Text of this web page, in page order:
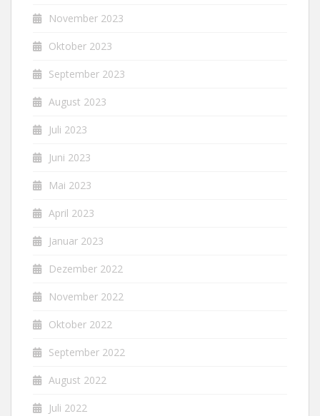
November 2023
Oktober 2023
September 2023
August 2023
Juli 2023
Juni 2023
Mai 2023
April 2023
Januar 2023
Dezember 2022
November 2022
Oktober 2022
September 2022
August 2022
Juli 2022